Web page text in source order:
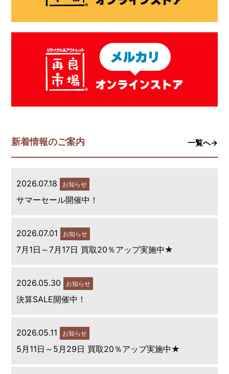
新着情報のご案内 一覧へ→
2026.07.18 お知らせ
サマーセール開催中！
2026.07.01 お知らせ
7月1日～7月17日 買取20％アップ実施中★
2026.05.30 お知らせ
決算SALE開催中！
2026.05.11 お知らせ
5月11日～5月29日 買取20％アップ実施中★